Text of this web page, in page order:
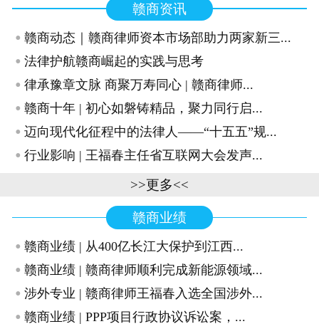
赣商资讯
· 赣商动态｜赣商律师资本市场部助力两家新三...
· 法律护航赣商崛起的实践与思考
· 律承豫章文脉 商聚万寿同心 | 赣商律师...
· 赣商十年 | 初心如磐铸精品，聚力同行启...
· 迈向现代化征程中的法律人——“十五五”规...
· 行业影响 | 王福春主任省互联网大会发声...
>>更多<<
赣商业绩
· 赣商业绩 | 从400亿长江大保护到江西...
· 赣商业绩 | 赣商律师顺利完成新能源领域...
· 涉外专业 | 赣商律师王福春入选全国涉外...
赣商业绩 | PPP项目行政协议诉讼案，...